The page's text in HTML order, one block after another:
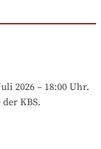
2026 – 18:00 Uhr.
KBS.